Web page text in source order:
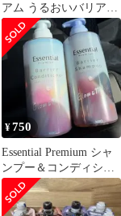
アム うるおいバリアシ
ャンプー＆コンディシ
ョナー
¥750
Essential Premium シャ
ンプー＆コンディショ
ナー